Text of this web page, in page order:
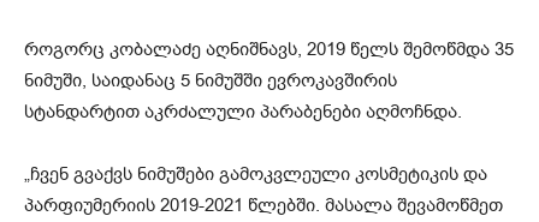
როგორც კობალაძე აღნიშნავს, 2019 წელს შემოწმდა 35
ნიმუში, საიდანაც 5 ნიმუშში ევროკავშირის
სტანდარტით აკრძალული პარაბენები აღმოჩნდა.
„ჩვენ გვაქვს ნიმუშები გამოკვლეული კოსმეტიკის და
პარფიუმერიის 2019-2021 წლებში. მასალა შევამოწმეთ